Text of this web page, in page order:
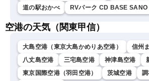
道の駅おかべ
RVパーク CD BASE SANO
空港の天気（関東甲信）
大島空港（東京大島かめりあ空港）
信州
八丈島空港
三宅島空港 神津島空港
東京国際空港（羽田空港）
茨城空港